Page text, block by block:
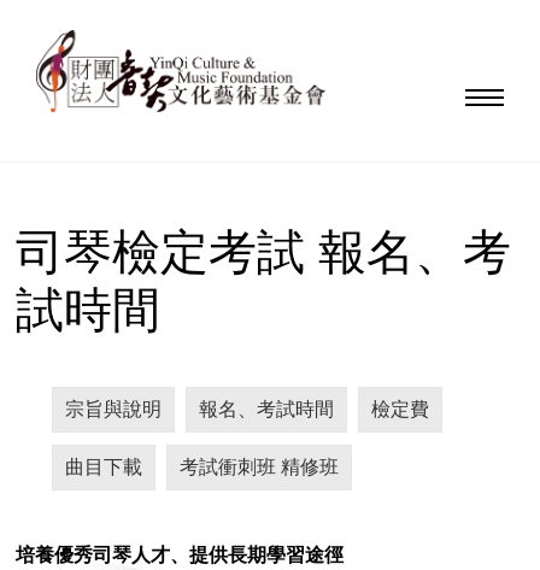
司琴檢定考試 報名、考
試時間
宗旨與說明 報名、考試時間 檢定費
曲目下載 考試衝刺班 精修班
培養優秀司琴人才、提供長期學習途徑